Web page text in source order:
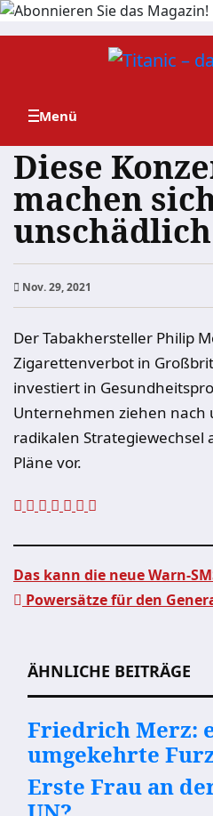
Zum
Diese
machen
unschädlich
Nov. 29, 2021
Der Tabakhersteller Philip
Zigarettenverbot in
investiert in
Unternehmen ziehen nach
radikalen Strategiewechsel
Pläne vor.
Das kann die neue Warn-
Powersätze für den
ÄHNLICHE BEITRÄGE
Friedrich Merz:
umgekehrte
Erste Frau an